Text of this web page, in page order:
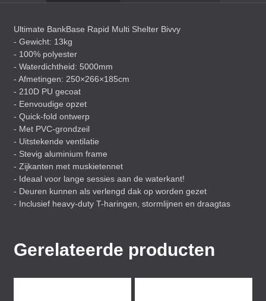
Ultimate BankBase Rapid Multi Shelter Bivvy
- Gewicht: 13kg
- 100% polyester
- Waterdichtheid: 5000mm
- Afmetingen: 250×266×185cm
- 210D PU gecoat
- Eenvoudige opzet
- Quick-fold ontwerp
- Met PVC-grondzeil
- Uitstekende ventilatie
- Stevig aluminium frame
- Zijkanten met muskietennet
- Ideaal voor lange sessies aan de waterkant!
- Deuren kunnen als verlengd dak op worden gezet
- Inclusief heavy-duty T-haringen, stormlijnen en draagtas
Gerelateerde producten